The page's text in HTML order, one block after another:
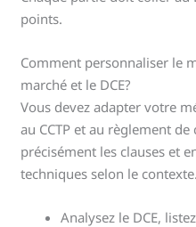
points.
Comment personnaliser le
marché et le DCE?
Vous devez adapter votre
au CCTP et au règlement
précisément les clauses et
techniques selon le contexte.
Analysez le DCE,